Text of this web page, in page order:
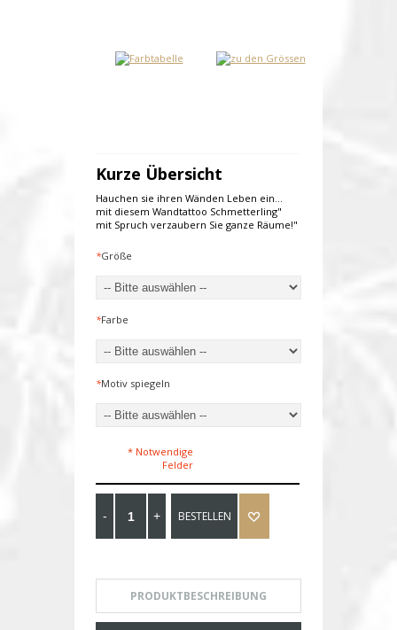
Kurze Übersicht
Hauchen sie ihren Wänden Leben ein...
mit diesem Wandtattoo Schmetterling"
mit Spruch verzaubern Sie ganze Räume!"
*Größe
*Farbe
*Motiv spiegeln
* Notwendige
Felder
BESTELLEN
PRODUKTBESCHREIBUNG